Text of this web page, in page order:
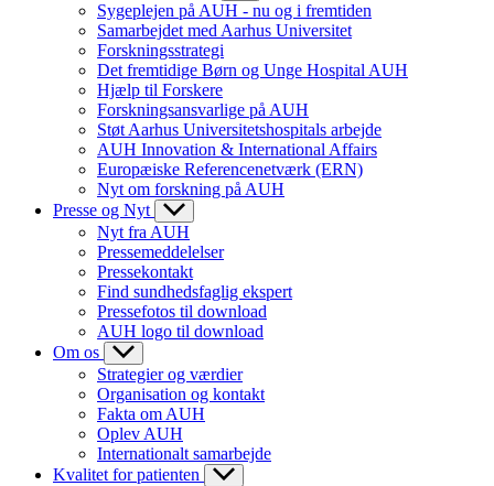
Sygeplejen på AUH - nu og i fremtiden
Samarbejdet med Aarhus Universitet
Forskningsstrategi
Det fremtidige Børn og Unge Hospital AUH
Hjælp til Forskere
Forskningsansvarlige på AUH
Støt Aarhus Universitetshospitals arbejde
AUH Innovation & International Affairs
Europæiske Referencenetværk (ERN)
Nyt om forskning på AUH
Presse og Nyt
Nyt fra AUH
Pressemeddelelser
Pressekontakt
Find sundhedsfaglig ekspert
Pressefotos til download
AUH logo til download
Om os
Strategier og værdier
Organisation og kontakt
Fakta om AUH
Oplev AUH
Internationalt samarbejde
Kvalitet for patienten